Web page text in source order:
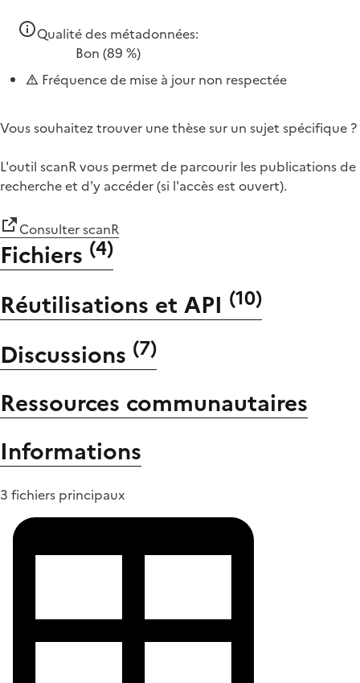
Qualité des métadonnées:
Bon (89 %)
Fréquence de mise à jour non respectée
Vous souhaitez trouver une thèse sur un sujet spécifique ?
L'outil scanR vous permet de parcourir les publications de
recherche et d'y accéder (si l'accès est ouvert).
Consulter scanR
Fichiers (4)
Réutilisations et API (10)
Discussions (7)
Ressources communautaires
Informations
3 fichiers principaux